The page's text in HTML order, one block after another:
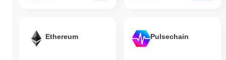
Ethereum Pulsechain